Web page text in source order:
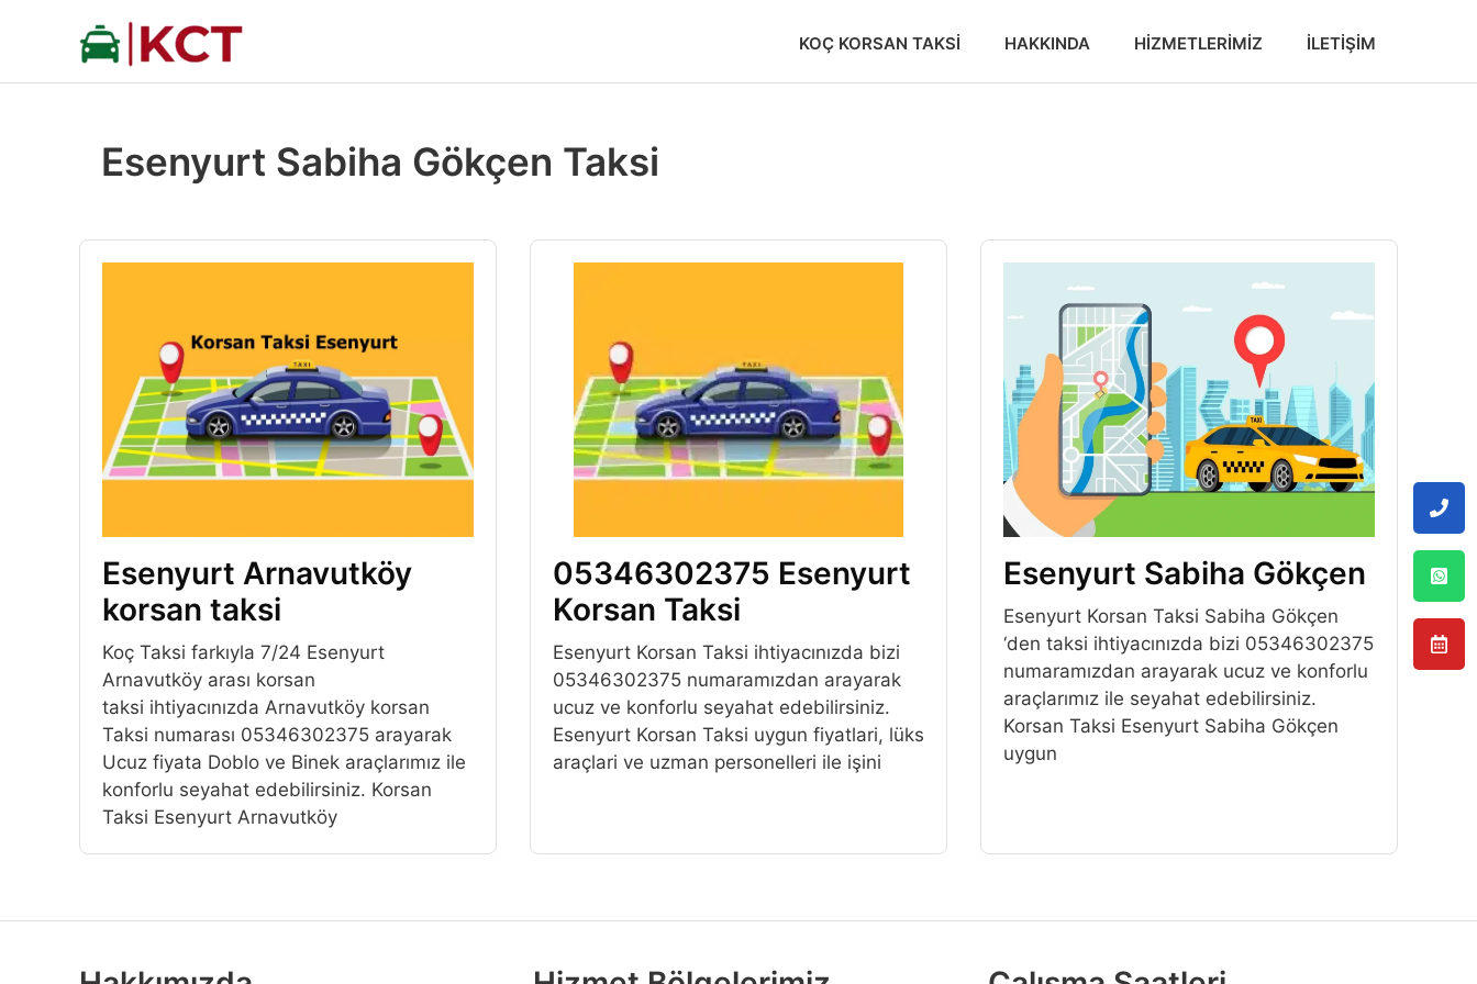
KOÇ KORSAN TAKSI HAKKINDA HIZMETLERIMIZ İLETIŞIM
Esenyurt Sabiha Gökçen Taksi
Esenyurt Arnavutköy
korsan taksi
Koç Taksi farkıyla 7/24 Esenyurt
Arnavutköy arası korsan
taksi ihtiyacınızda Arnavutköy korsan
Taksi numarası 05346302375 arayarak
Ucuz fiyata Doblo ve Binek araçlarımız ile
konforlu seyahat edebilirsiniz. Korsan
Taksi Esenyurt Arnavutköy
05346302375 Esenyurt
Korsan Taksi
Esenyurt Korsan Taksi ihtiyacınızda bizi
05346302375 numaramızdan arayarak
ucuz ve konforlu seyahat edebilirsiniz.
Esenyurt Korsan Taksi uygun fiyatlari, lüks
araçlari ve uzman personelleri ile işini
Esenyurt Sabiha Gökçen
Esenyurt Korsan Taksi Sabiha Gökçen
‘den taksi ihtiyacınızda bizi 05346302375
numaramızdan arayarak ucuz ve konforlu
araçlarımız ile seyahat edebilirsiniz.
Korsan Taksi Esenyurt Sabiha Gökçen
uygun